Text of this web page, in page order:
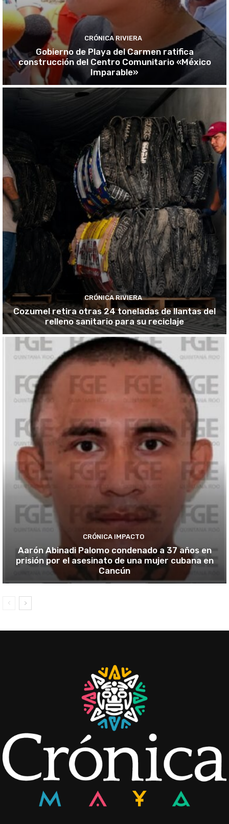
CRÓNICA RIVIERA
Gobierno de Playa del Carmen ratifica
construcción del Centro Comunitario «México
Imparable»
CRÓNICA RIVIERA
Cozumel retira otras 24 toneladas de llantas del
relleno sanitario para su reciclaje
CRÓNICA IMPACTO
Aarón Abinadi Palomo condenado a 37 años en
prisión por el asesinato de una mujer cubana en
Cancún